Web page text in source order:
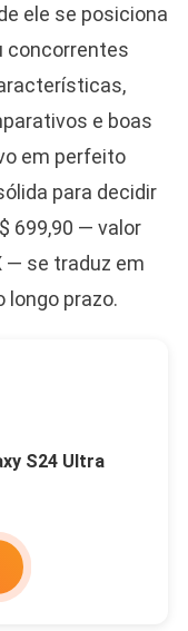
ele se posiciona
concorrentes
e boas
em perfeito
para decidir
699,90 — valor
— se traduz em
longo prazo.
S24 Ultra